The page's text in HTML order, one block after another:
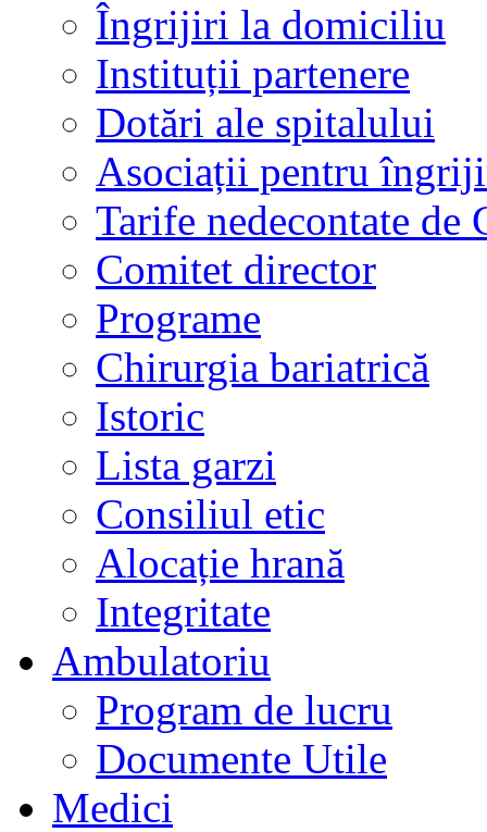
Îngrijiri la domiciliu
Instituții partenere
Dotări ale spitalului
Asociații pentru
Tarife nedecontate de
Comitet director
Programe
Chirurgia bariatrică
Istoric
Lista garzi
Consiliul etic
Alocație hrană
Integritate
Ambulatoriu
Program de lucru
Documente Utile
Medici